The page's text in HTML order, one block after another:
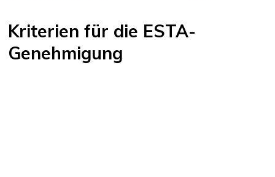
Kriterien für die ESTA-
Genehmigung